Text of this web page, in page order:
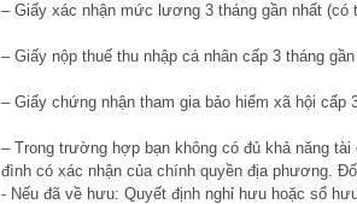
– Giấy xác nhận mức lương 3 tháng gần nhất (có
– Giấy nộp thuế thu nhập cá nhân cấp 3 tháng
– Giấy chứng nhận tham gia bảo hiểm xã hội cấp
– Trong trường hợp bạn không có đủ khả năng
đình có xác nhận của chính quyền địa phương.
- Nếu đã về hưu: Quyết định nghỉ hưu hoặc sổ